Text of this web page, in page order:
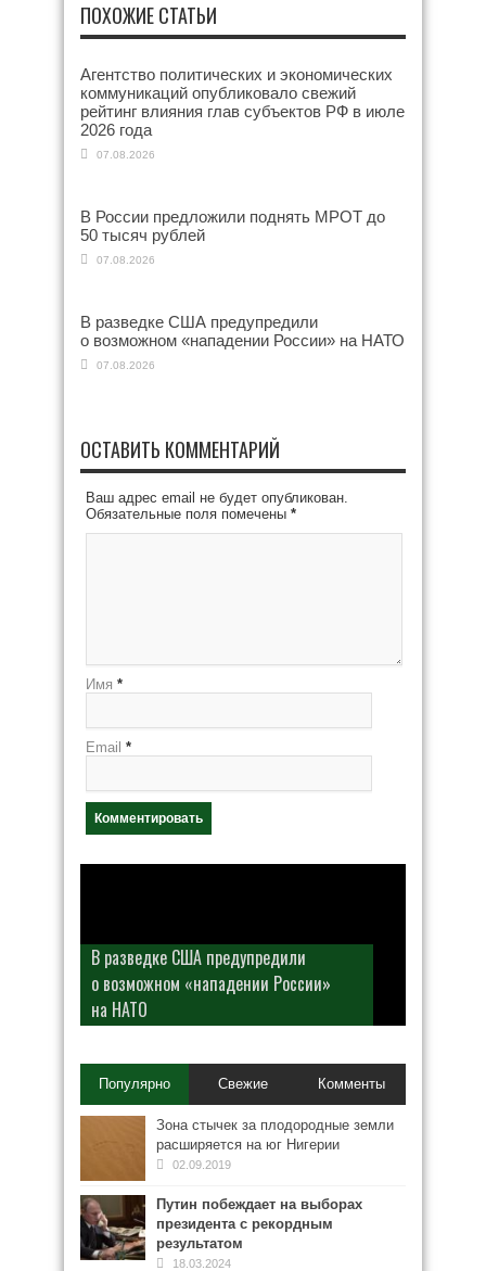
ПОХОЖИЕ СТАТЬИ
Агентство политических и экономических
коммуникаций опубликовало свежий
рейтинг влияния глав субъектов РФ в июле
2026 года
07.08.2026
В России предложили поднять МРОТ до
50 тысяч рублей
07.08.2026
В разведке США предупредили
о возможном «нападении России» на НАТО
07.08.2026
ОСТАВИТЬ КОММЕНТАРИЙ
Ваш адрес email не будет опубликован.
Обязательные поля помечены *
Имя *
Email *
В разведке США предупредили
о возможном «нападении России»
на НАТО
Популярно Свежие Комменты
Зона стычек за плодородные земли
расширяется на юг Нигерии
02.09.2019
Путин побеждает на выборах
президента с рекордным
результатом
18.03.2024